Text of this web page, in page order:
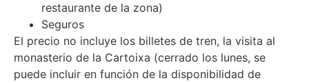
restaurante de la zona)
Seguros
El precio no incluye los billetes de tren, la visita al
monasterio de la Cartoixa (cerrado los lunes, se
puede incluir en función de la disponibilidad de